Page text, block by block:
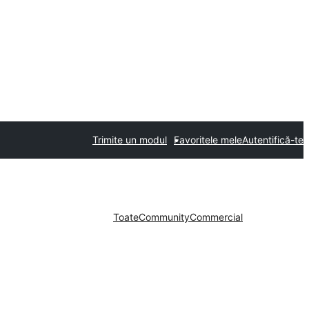
Trimite un modul Favoritele meleAutentifică-te
ToateCommunityCommercial